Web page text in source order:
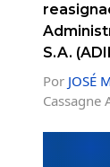
S.A.
Por JOSÉ
Cassagne